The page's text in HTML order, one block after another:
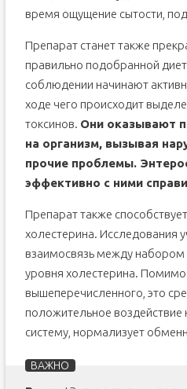
время ощущение сытости,
Препарат станет также
правильно подобранной
соблюдении начинают
ходе чего происходит
токсинов. Они оказывают
на организм, вызывая
прочие проблемы.
эффективно с ними
Препарат также
холестерина. Исследования
взаимосвязь между
уровня холестерина. Помимо
вышеперечисленного, это
положительное
систему, нормализует